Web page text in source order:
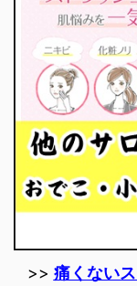
>> 痛くない